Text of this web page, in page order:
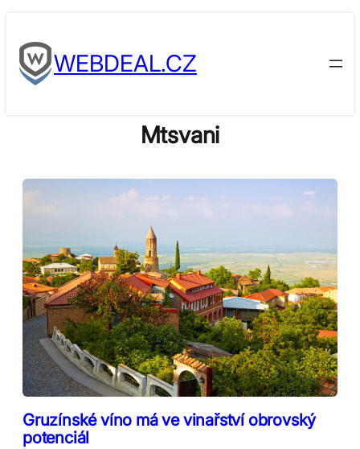
to
contentWEBDEAL.CZ
Mtsvani
Gruzínské víno má ve vinařství obrovský
potenciál